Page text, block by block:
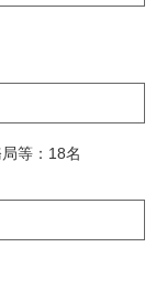
等：18名